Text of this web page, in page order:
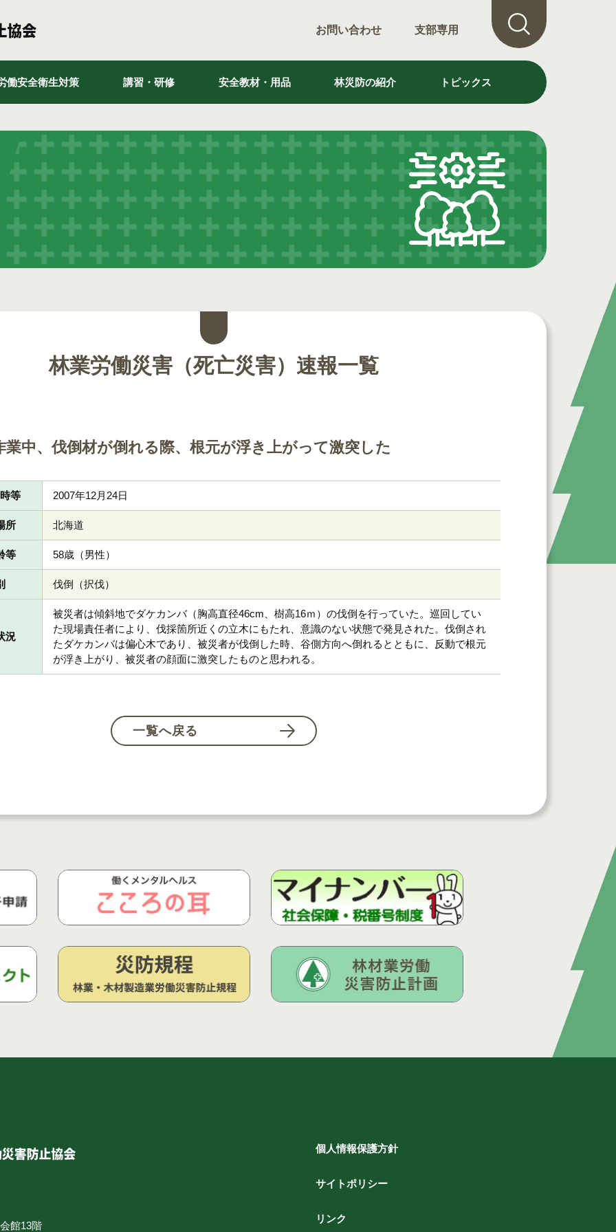
お問い合わせ 支部専用
働安全衛生対策 講習・研修 安全教材・用品 林災防の紹介 トピックス
林業労働災害（死亡災害）速報一覧
業中、伐倒材が倒れる際、根元が浮き上がって激突した
等 2007年12月24日
所 北海道
等 58歳（男性）
伐倒（択伐）
況
被災者は傾斜地でダケカンバ（胸高直径46cm、樹高16ｍ）の伐倒を行っていた。巡回してい
た現場責任者により、伐採箇所近くの立木にもたれ、意識のない状態で発見された。伐倒され
たダケカンバは偏心木であり、被災者が伐倒した時、谷側方向へ倒れるとともに、反動で根元
が浮き上がり、被災者の顔面に激突したものと思われる。
一覧へ戻る
館13階
個人情報保護方針
サイトポリシー
リンク